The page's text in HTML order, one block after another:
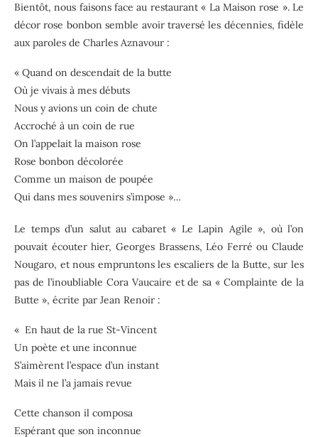
Bientôt, nous faisons face au restaurant « La Maison rose ». Le
décor rose bonbon semble avoir traversé les décennies, fidèle
aux paroles de Charles Aznavour :
« Quand on descendait de la butte
Où je vivais à mes débuts
Nous y avions un coin de chute
Accroché à un coin de rue
On l’appelait la maison rose
Rose bonbon décolorée
Comme un maison de poupée
Qui dans mes souvenirs s’impose »…
Le temps d’un salut au cabaret « Le Lapin Agile », où l’on
pouvait écouter hier, Georges Brassens, Léo Ferré ou Claude
Nougaro, et nous empruntons les escaliers de la Butte, sur les
pas de l’inoubliable Cora Vaucaire et de sa « Complainte de la
Butte », écrite par Jean Renoir :
« En haut de la rue St-Vincent
Un poète et une inconnue
S’aimèrent l’espace d’un instant
Mais il ne l’a jamais revue
Cette chanson il composa
Espérant que son inconnue